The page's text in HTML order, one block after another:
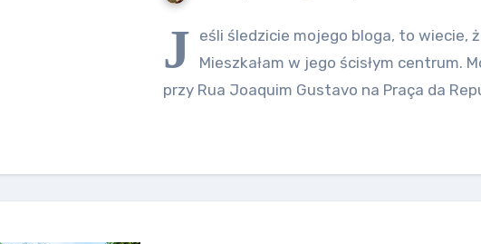
J eśli śledzicie mojego bloga, to wiecie,
Mieszkałam w jego ścisłym centrum.
przy Rua Joaquim Gustavo na Praça da